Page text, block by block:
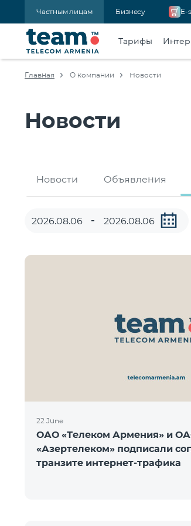
Частным лицам Бизнесу E-
Тарифы
Главная О компании Новости
Новости
Новости Объявления
22 June
ОАО «Телеком Армения» и
«Азертелеком» подписали
транзите интернет-трафика